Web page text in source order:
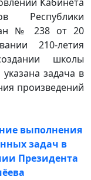
Республики
№ 238 от 20
210-летия
школы
задача в
произведений
выполнения
задач в
Президента